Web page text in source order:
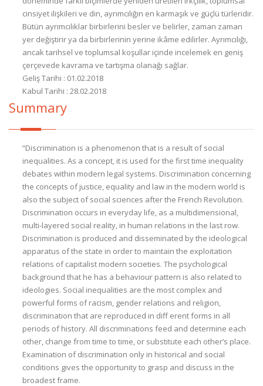
cinsiyet ilişkileri ve din, ayrımcılığın en karmaşık ve güçlü türleridir.
Bütün ayrımcılıklar birbirlerini besler ve belirler, zaman zaman
yer değiştirir ya da birbirlerinin yerine ikâme edilirler. Ayrımcılığı,
ancak tarihsel ve toplumsal koşullar içinde incelemek en geniş
çerçevede kavrama ve tartışma olanağı sağlar.
Geliş Tarihi : 01.02.2018
Kabul Tarihi : 28.02.2018
Summary
“Discrimination is a phenomenon that is a result of social
inequalities. As a concept, it is used for the first time inequality
debates within modern legal systems. Discrimination concerning
the concepts of justice, equality and law in the modern world is
also the subject of social sciences after the French Revolution.
Discrimination occurs in everyday life, as a multidimensional,
multi-layered social reality, in human relations in the last row.
Discrimination is produced and disseminated by the ideological
apparatus of the state in order to maintain the exploitation
relations of capitalist modern societies. The psychological
background that he has a behaviour pattern is also related to
ideologies. Social inequalities are the most complex and
powerful forms of racism, gender relations and religion,
discrimination that are reproduced in diff erent forms in all
periods of history. All discriminations feed and determine each
other, change from time to time, or substitute each other’s place.
Examination of discrimination only in historical and social
conditions gives the opportunity to grasp and discuss in the
broadest frame.